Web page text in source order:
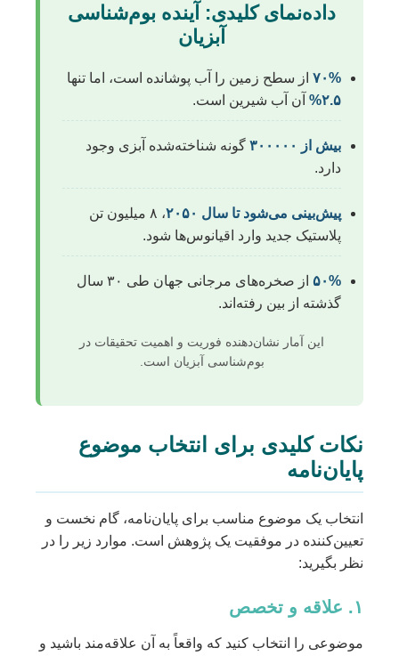
داده‌نمای کلیدی: آینده بوم‌شناسی
آبزیان
۷۰% از سطح زمین را آب پوشانده است، اما تنها
۲.۵%
آن آب شیرین است.
بیش از ۳۰۰۰۰۰
گونه شناخته‌شده آبزی وجود
دارد.
پیش‌بینی می‌شود تا سال ۲۰۵۰
، ۸ میلیون تن
پلاستیک جدید وارد اقیانوس‌ها شود.
۵۰%
از صخره‌های مرجانی جهان طی ۳۰ سال
گذشته از بین رفته‌اند.
این آمار نشان‌دهنده فوریت و اهمیت تحقیقات در
بوم‌شناسی آبزیان است.
نکات کلیدی برای انتخاب موضوع
پایان‌نامه
انتخاب یک موضوع مناسب برای پایان‌نامه، گام نخست و
تعیین‌کننده در موفقیت یک پژوهش است. موارد زیر را در
نظر بگیرید:
۱. علاقه و تخصص
موضوعی را انتخاب کنید که واقعاً به آن علاقه‌مند باشید و